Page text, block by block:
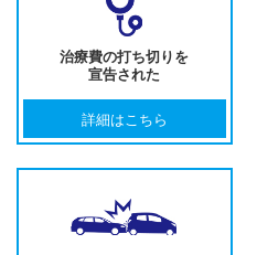
治療費の打ち切りを
宣告された
詳細はこちら